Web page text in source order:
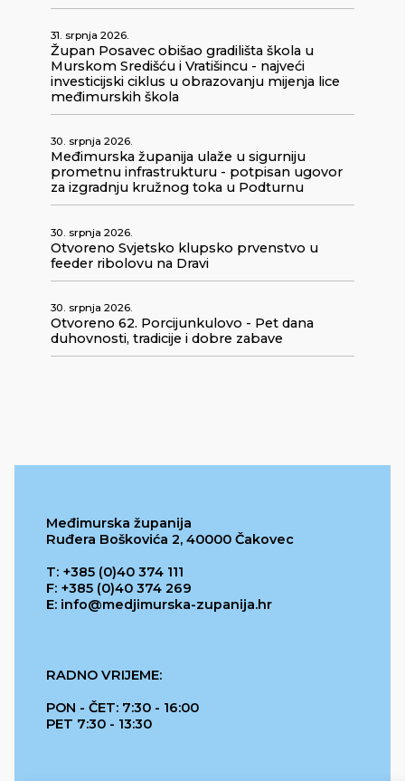
31. srpnja 2026.
Župan Posavec obišao gradilišta škola u
Murskom Središću i Vratišincu - najveći
investicijski ciklus u obrazovanju mijenja lice
međimurskih škola
30. srpnja 2026.
Međimurska županija ulaže u sigurniju
prometnu infrastrukturu - potpisan ugovor
za izgradnju kružnog toka u Podturnu
30. srpnja 2026.
Otvoreno Svjetsko klupsko prvenstvo u
feeder ribolovu na Dravi
30. srpnja 2026.
Otvoreno 62. Porcijunkulovo - Pet dana
duhovnosti, tradicije i dobre zabave
Međimurska županija
Ruđera Boškovića 2, 40000 Čakovec
T: +385 (0)40 374 111
F: +385 (0)40 374 269
E: info@medjimurska-zupanija.hr
RADNO VRIJEME:
PON - ČET: 7:30 - 16:00
PET 7:30 - 13:30